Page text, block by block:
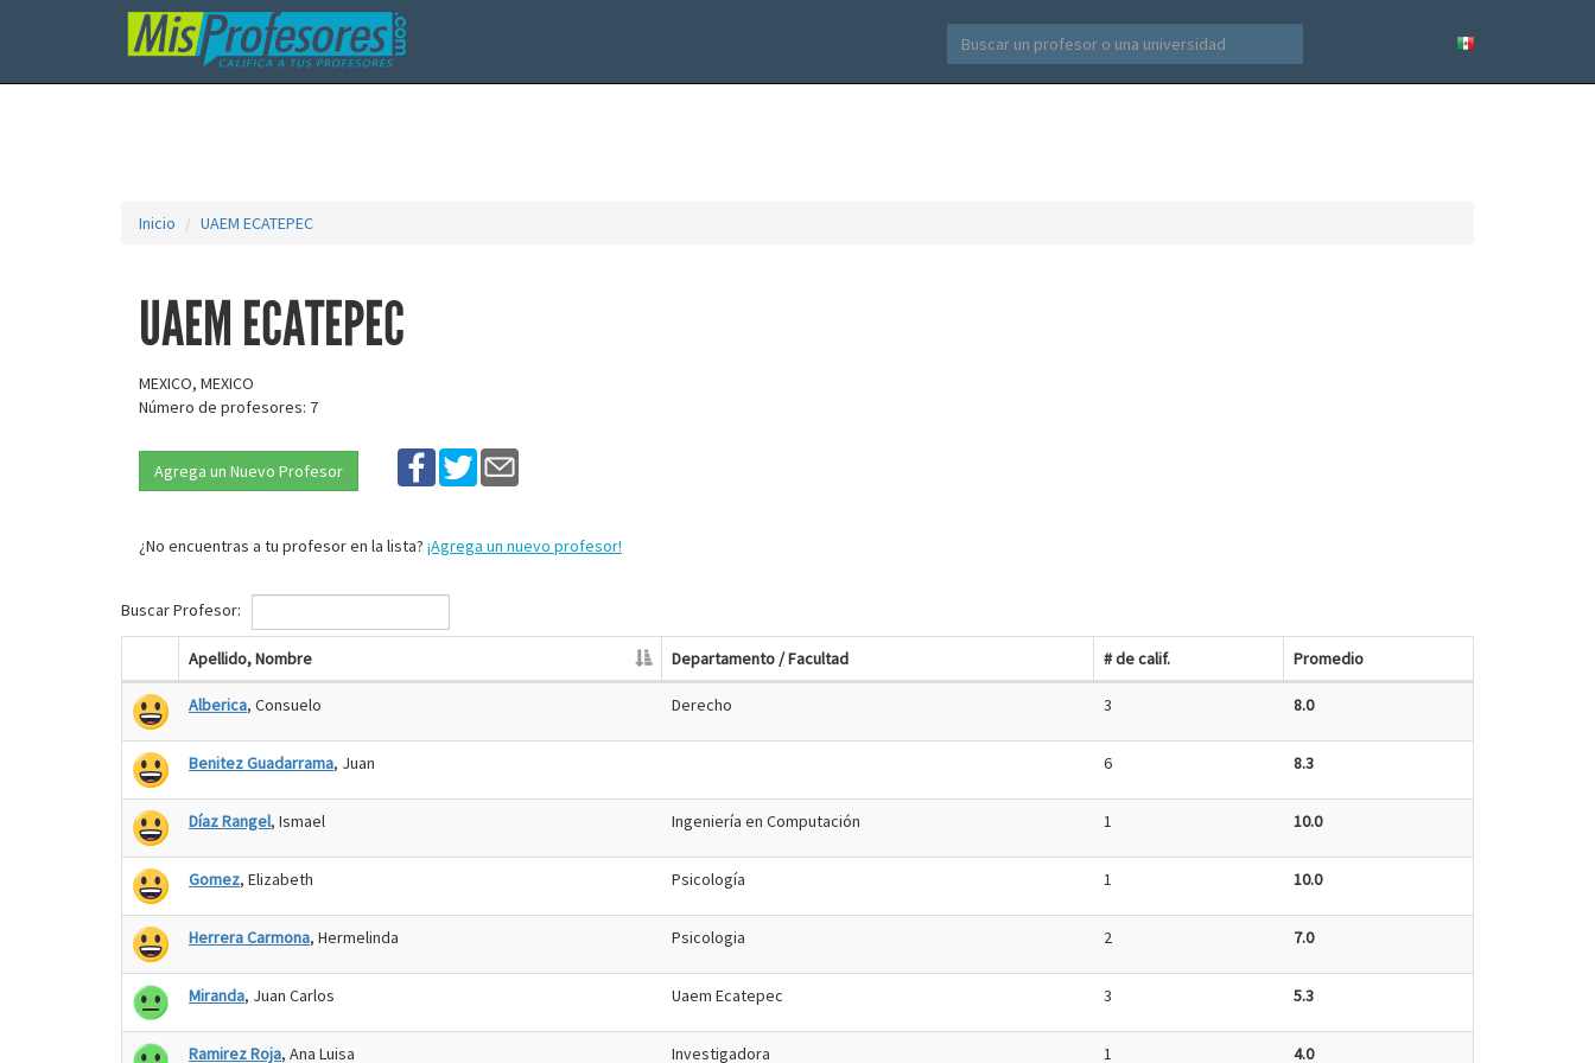
Inicio UAEM ECATEPEC
UAEM ECATEPEC
MEXICO, MEXICO
Número de profesores: 7
Agrega un Nuevo Profesor
¿No encuentras a tu profesor en la lista? ¡Agrega un nuevo profesor!
Buscar Profesor:
Apellido, Nombre Departamento / Facultad # de calif. Promedio
Alberica, Consuelo Derecho 3 8.0
Benitez Guadarrama, Juan 6 8.3
Díaz Rangel, Ismael Ingeniería en Computación 1 10.0
Gomez, Elizabeth Psicología 1 10.0
Herrera Carmona, Hermelinda Psicologia 2 7.0
Miranda, Juan Carlos Uaem Ecatepec 3 5.3
Ramirez Roja, Ana Luisa Investigadora 1 4.0